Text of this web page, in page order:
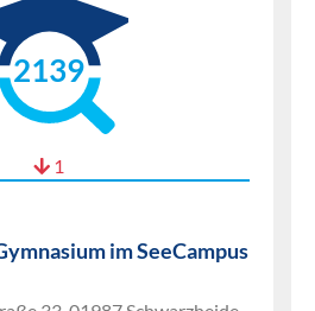
2139
1
im SeeCampus